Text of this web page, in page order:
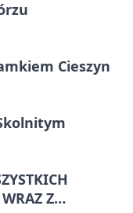
Cieszyn
Z